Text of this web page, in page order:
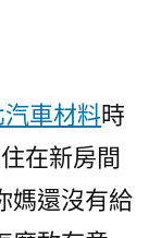
汽車材料時
在新房間
媽還沒有給